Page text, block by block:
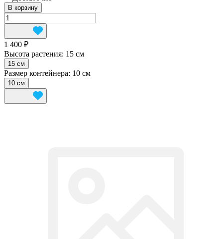
В корзину
1 400 ₽
Высота растения: 15 см
15 см
Размер контейнера: 10 см
10 см